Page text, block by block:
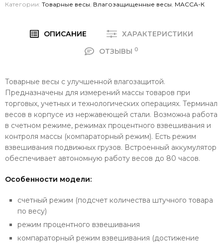
Категории: Товарные весы, Влагозащищенные весы, МАССА-К
ОПИСАНИЕ
ХАРАКТЕРИСТИКИ
ОТЗЫВЫ 0
Товарные весы с улучшенной влагозащитой.
Предназначены для измерений массы товаров при
торговых, учетных и технологических операциях. Терминал
весов в корпусе из нержавеющей стали. Возможна работа
в счетном режиме, режимах процентного взвешивания и
контроля массы (компараторный режим). Есть режим
взвешивания подвижных грузов. Встроенный аккумулятор
обеспечивает автономную работу весов до 80 часов.
Особенности модели:
счетный режим (подсчет количества штучного товара
по весу)
режим процентного взвешивания
компараторный режим взвешивания (достижение